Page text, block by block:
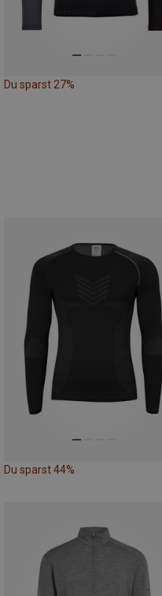
Du sparst 27%
Du sparst 44%